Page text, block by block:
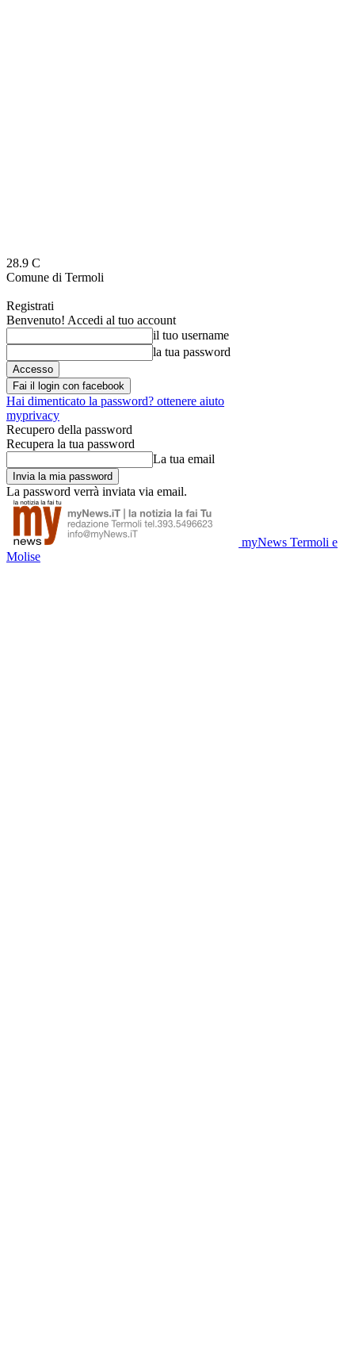
28.9 C
Comune di Termoli
Registrati
Benvenuto! Accedi al tuo account
il tuo username
la tua password
Fai il login con facebook
Hai dimenticato la password? ottenere aiuto
myprivacy
Recupero della password
Recupera la tua password
La tua email
La password verrà inviata via email.
myNews Termoli e
Molise